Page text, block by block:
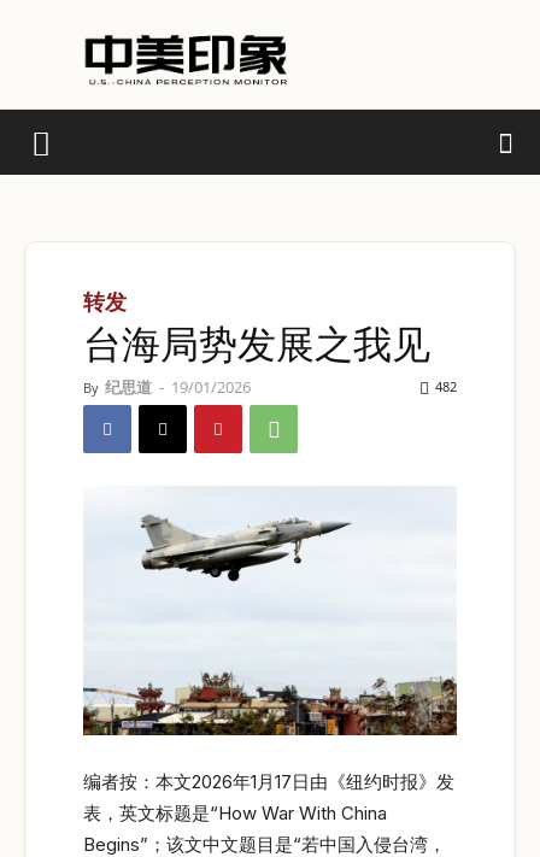
转发
台海局势发展之我见
By 纪思道 - 19/01/2026 482
编者按：本文2026年1月17日由《纽约时报》发
表，英文标题是“How War With China
Begins”；该文中文题目是“若中国入侵台湾，